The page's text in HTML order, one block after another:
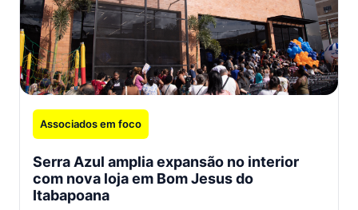
Associados em foco
Serra Azul amplia expansão no interior
com nova loja em Bom Jesus do
Itabapoana